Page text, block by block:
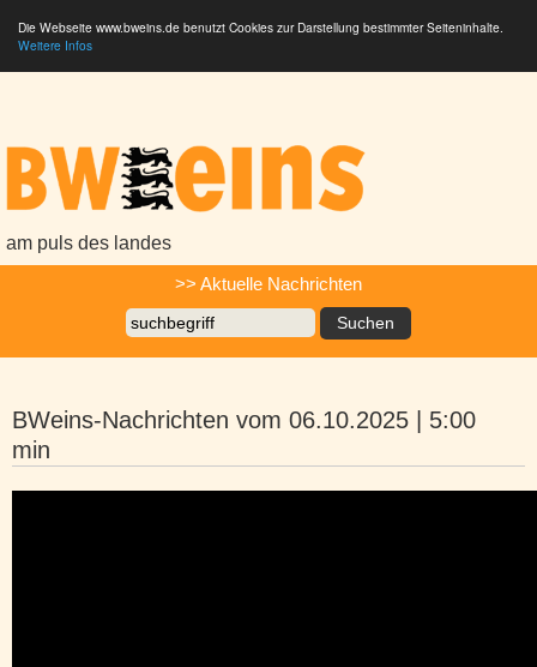
Die Webseite www.bweins.de benutzt Cookies zur Darstellung bestimmter Seiteninhalte.
Weitere Infos
am puls des landes
>> Aktuelle Nachrichten
BWeins-Nachrichten vom 06.10.2025 | 5:00
min